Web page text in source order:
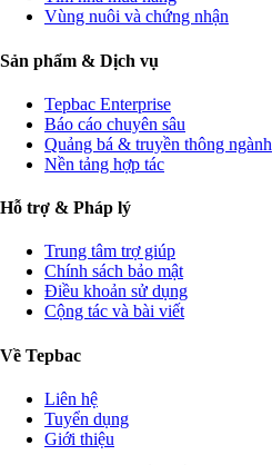
Vùng nuôi và chứng nhận
Sản phẩm & Dịch vụ
Tepbac Enterprise
Báo cáo chuyên sâu
Quảng bá & truyền thông ngành
Nền tảng hợp tác
Hỗ trợ & Pháp lý
Trung tâm trợ giúp
Chính sách bảo mật
Điều khoản sử dụng
Cộng tác và bài viết
Về Tepbac
Liên hệ
Tuyển dụng
Giới thiệu